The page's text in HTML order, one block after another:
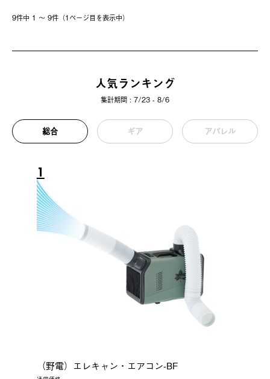
9件中 1 〜 9件（1ページ⽬を表⽰中）
人気ランキング
集計期間 : 7/23 - 8/6
総合 ギア アパレル
1
（野電）エレキャン・エアコン-BF